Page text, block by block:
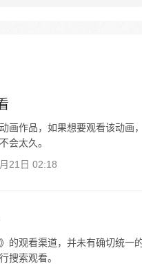
爷身上的秘密，张楚岚的生活被
覆，与冯宝宝一同踏上“异人”之
画作品，如果想要观看该动
会太久。
21日 02:18
的观看渠道，并未有确切统一
搜索观看。